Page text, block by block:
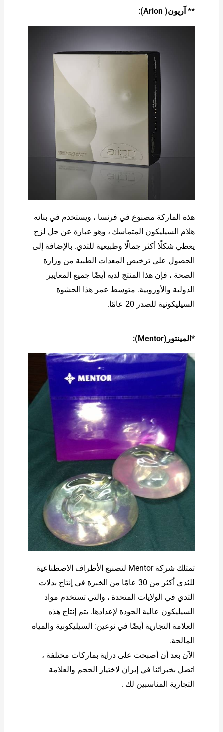
** آريون( Arion):
هذة الماركة مصنوع في فرنسا ، ويستخدم في بنائه
هلام السيليكون المتماسك ، وهو عبارة عن جل لزج
يعطي شكلًا أكثر جمالًا وطبيعية للثدي. بالإضافة إلى
الحصول على ترخيص المعدات الطبية من وزارة
الصحة ، فإن هذا المنتج لديه أيضًا جميع المعايير
الدولية والأوروبية. متوسط ​​عمر هذا الحشوة
السيليكونية للصدر 20 عامًا.
*المینتور(Mentor):
تمتلك شركة Mentor لتصنيع الأطراف الاصطناعية
للثدي أكثر من 30 عامًا من الخبرة في إنتاج بدلات
الثدي في الولايات المتحدة ، والتي تستخدم مواد
السيليكون عالية الجودة لإعدادها. يتم إنتاج هذه
العلامة التجارية أيضًا في نوعين: السيليكونية والمياه
المالحة.
الآن بعد أن أصبحت على دراية بماركات مختلفة ،
اتصل بخبرائنا في إيران لاختيار الحجم والعلامة
التجارية المناسبين لك .